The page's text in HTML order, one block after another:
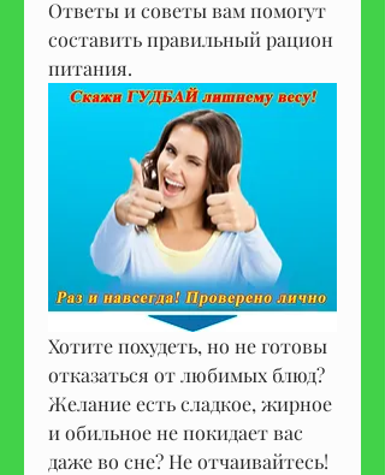
Ответы и советы вам помогут
составить правильный рацион
питания.
Хотите похудеть, но не готовы
отказаться от любимых блюд?
Желание есть сладкое, жирное
и обильное не покидает вас
даже во сне? Не отчаивайтесь!